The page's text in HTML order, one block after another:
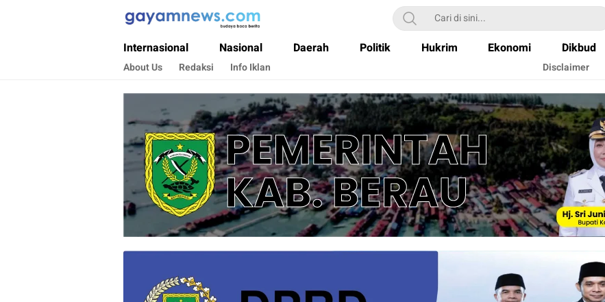
Gayamnews.com
Budaya Baca Berita
Internasional Nasional Daerah Politik Hukrim Ekonomi Dikbud
About Us Redaksi Info Iklan Disclaimer